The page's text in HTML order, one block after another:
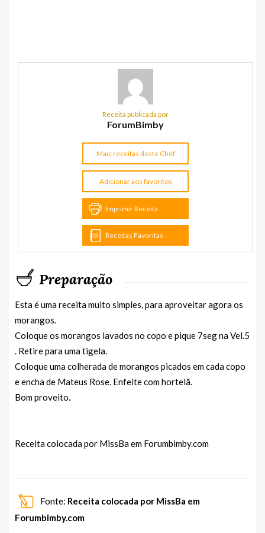
Receita publicada por
ForumBimby
Mais receitas deste Chef
Adicionar aos favoritos
Imprimir Receita
Receitas Favoritas
Preparação
Esta é uma receita muito simples, para aproveitar agora os
morangos.
Coloque os morangos lavados no copo e pique 7seg na Vel.5
. Retire para uma tigela.
Coloque uma colherada de morangos picados em cada copo
e encha de Mateus Rose. Enfeite com hortelã.
Bom proveito.
Receita colocada por MissBa em Forumbimby.com
Fonte: Receita colocada por MissBa em
Forumbimby.com